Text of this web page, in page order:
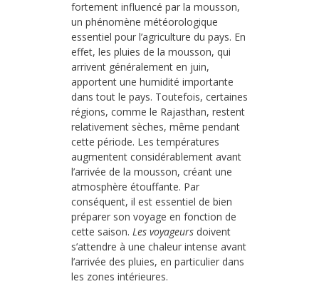
fortement influencé par la mousson,
un phénomène météorologique
essentiel pour l’agriculture du pays. En
effet, les pluies de la mousson, qui
arrivent généralement en juin,
apportent une humidité importante
dans tout le pays. Toutefois, certaines
régions, comme le Rajasthan, restent
relativement sèches, même pendant
cette période. Les températures
augmentent considérablement avant
l’arrivée de la mousson, créant une
atmosphère étouffante. Par
conséquent, il est essentiel de bien
préparer son voyage en fonction de
cette saison. Les voyageurs doivent
s’attendre à une chaleur intense avant
l’arrivée des pluies, en particulier dans
les zones intérieures.